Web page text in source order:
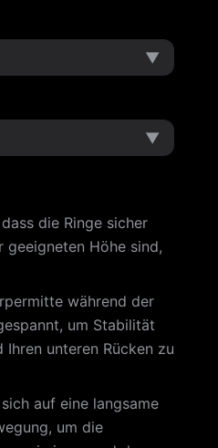
▼
▼
die Ringe sicher
Höhe sind,
während der
um Stabilität
unteren Rücken zu
auf eine langsame
um die